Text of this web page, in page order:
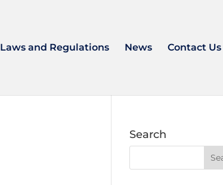
Laws and Regulations News Contact Us
Search